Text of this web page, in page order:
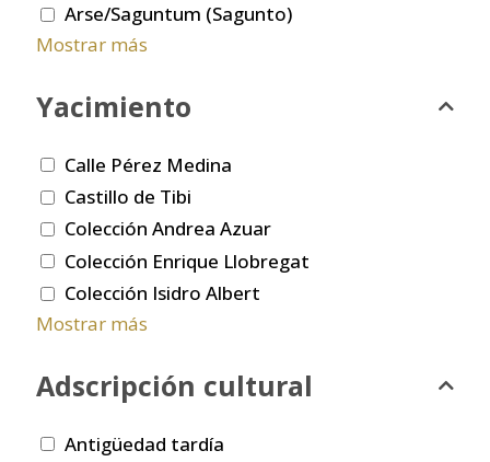
Arse/Saguntum (Sagunto)
Mostrar más
Yacimiento
Calle Pérez Medina
Castillo de Tibi
Colección Andrea Azuar
Colección Enrique Llobregat
Colección Isidro Albert
Mostrar más
Adscripción cultural
Antigüedad tardía